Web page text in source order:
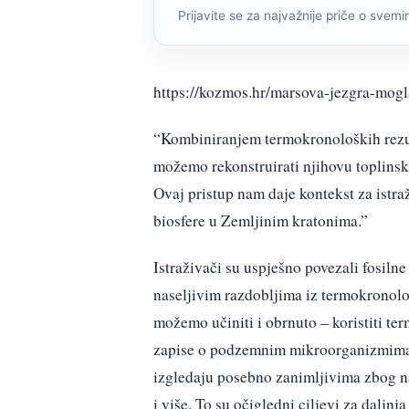
Prijavite se za najvažnije priče o
https://kozmos.hr/marsova-jezgra-
“Kombiniranjem termokronoloških
možemo rekonstruirati njihovu
Ovaj pristup nam daje kontekst za
biosfere u Zemljinim kratonima.”
Istraživači su uspješno povezali
naseljivim razdobljima iz
možemo učiniti i obrnuto – koristiti
zapise o podzemnim
izgledaju posebno zanimljivima zbog
i više. To su očigledni ciljevi za